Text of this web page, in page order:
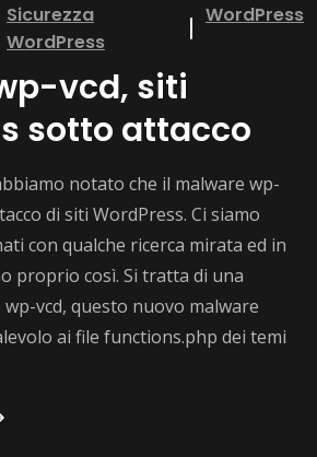
Sicurezza
WordPress
WordPress
vcd, siti
sotto attacco
notato che il malware wp-
di siti WordPress. Ci siamo
con qualche ricerca mirata ed in
proprio così. Si tratta di una
vcd, questo nuovo malware
ai file functions.php dei temi